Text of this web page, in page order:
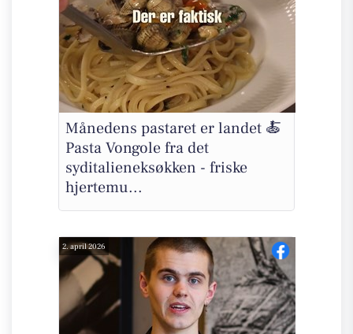
Månedens pastaret er landet 🍝
Pasta Vongole fra det
syditalieneksøkken - friske
hjertemu...
2. april 2026